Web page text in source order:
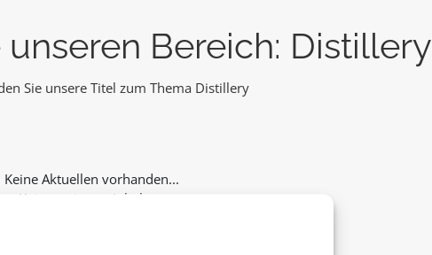
Bereich: Distillery
Sie unsere Titel zum Thema Distillery
Keine weiteren Inhalte...